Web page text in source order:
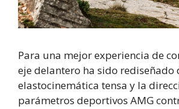
Para una mejor experiencia de
eje delantero ha sido rediseñado
elastocinemática tensa y la
parámetros deportivos AMG